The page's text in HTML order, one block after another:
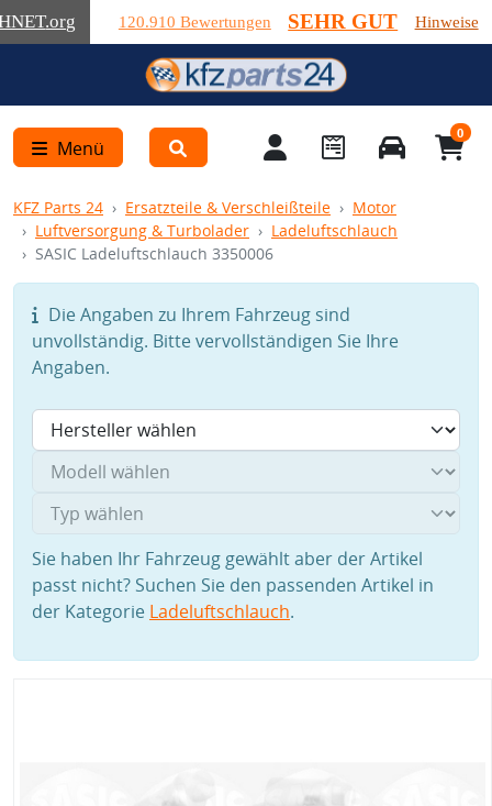
.org 120.910 Bewertungen SEHR GUT Hinweise
Menü
0
KFZ Parts 24 Ersatzteile & Verschleißteile
Motor
Luftversorgung & Turbolader
Ladeluftschlauch
SASIC Ladeluftschlauch 3350006
Die Angaben zu Ihrem Fahrzeug sind
unvollständig. Bitte vervollständigen Sie Ihre
Angaben.
Sie haben Ihr Fahrzeug gewählt aber der Artikel
passt nicht? Suchen Sie den passenden Artikel in
der Kategorie Ladeluftschlauch.